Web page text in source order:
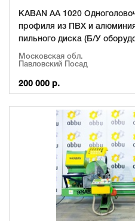
KABAN AA 1020
профиля из ПВХ и
пильного диска (Б/У
Московская обл.
Павловский Посад
200 000 р.